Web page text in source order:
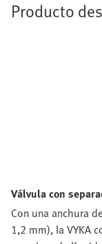
Producto
Válvula con
Con una anchura
1,2 mm), la VYKA